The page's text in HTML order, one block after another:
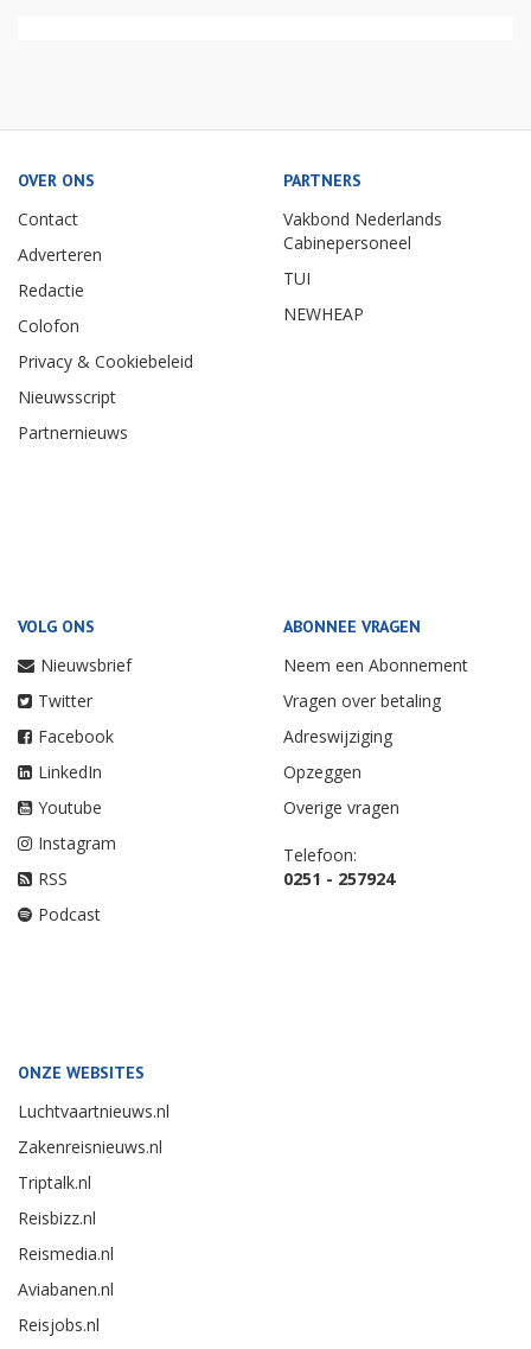
OVER ONS
Contact
Adverteren
Redactie
Colofon
Privacy & Cookiebeleid
Nieuwsscript
Partnernieuws
PARTNERS
Vakbond Nederlands
Cabinepersoneel
TUI
NEWHEAP
VOLG ONS
Nieuwsbrief
Twitter
Facebook
LinkedIn
Youtube
Instagram
RSS
Podcast
ABONNEE VRAGEN
Neem een Abonnement
Vragen over betaling
Adreswijziging
Opzeggen
Overige vragen
Telefoon:
0251 - 257924
ONZE WEBSITES
Luchtvaartnieuws.nl
Zakenreisnieuws.nl
Triptalk.nl
Reisbizz.nl
Reismedia.nl
Aviabanen.nl
Reisjobs.nl